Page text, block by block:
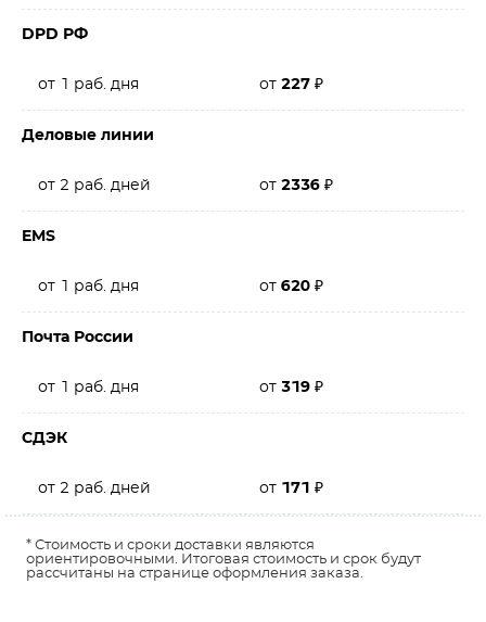
DPD РФ
от 1 раб. дня от 227 ₽
Деловые линии
от 2 раб. дней от 2336 ₽
EMS
от 1 раб. дня от 620 ₽
Почта России
от 1 раб. дня от 319 ₽
СДЭК
от 2 раб. дней от 171 ₽
* Стоимость и сроки доставки являются
ориентировочными. Итоговая стоимость и срок будут
рассчитаны на странице оформления заказа.